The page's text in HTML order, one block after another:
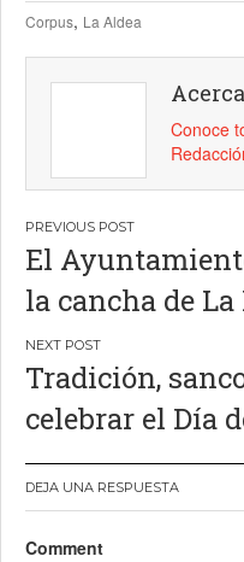
Corpus, La Aldea
Conoce
Navegación
de
entradas
El
la cancha de
Tradición,
celebrar el Día
DEJA UNA RESPUESTA
Comment